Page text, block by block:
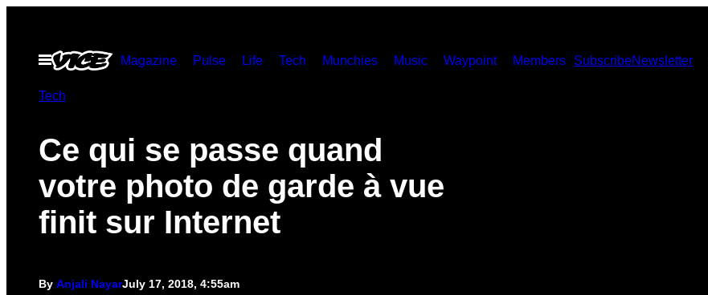
contentOpen
Menu
Magazine Pulse Life Tech Munchies Music Waypoint Members SubscribeNewsletter
Tech
Ce qui se passe quand
votre photo de garde à vue
finit sur Internet
By Anjali NayarJuly 17, 2018, 4:55am